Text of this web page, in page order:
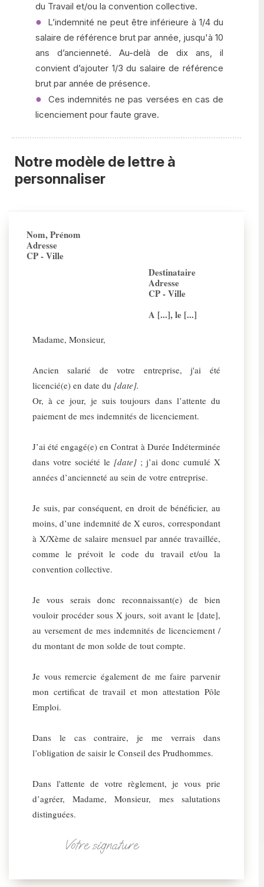
du Travail et/ou la convention collective.
L’indemnité ne peut être inférieure à 1/4 du
salaire de référence brut par année, jusqu'à 10
ans d’ancienneté. Au-delà de dix ans, il
convient d’ajouter 1/3 du salaire de référence
brut par année de présence.
Ces indemnités ne pas versées en cas de
licenciement pour faute grave.
Notre modèle de lettre à
personnaliser
Nom, Prénom
Adresse
CP - Ville
Destinataire
Adresse
CP - Ville
A [...], le [...]
Madame, Monsieur,
Ancien salarié de votre entreprise, j'ai été
licencié(e) en date du [date].
Or, à ce jour, je suis toujours dans l’attente du
paiement de mes indemnités de licenciement.
J’ai été engagé(e) en Contrat à Durée Indéterminée
dans votre société le [date]; j’ai donc cumulé X
années d’ancienneté au sein de votre entreprise.
Je suis, par conséquent, en droit de bénéficier, au
moins, d’une indemnité de X euros, correspondant
à X/Xème de salaire mensuel par année travaillée,
comme le prévoit le code du travail et/ou la
convention collective.
Je vous serais donc reconnaissant(e) de bien
vouloir procéder sous X jours, soit avant le [date],
au versement de mes indemnités de licenciement /
du montant de mon solde de tout compte.
Je vous remercie également de me faire parvenir
mon certificat de travail et mon attestation Pôle
Emploi.
Dans le cas contraire, je me verrais dans
l’obligation de saisir le Conseil des Prudhommes.
Dans l'attente de votre règlement, je vous prie
d’agréer, Madame, Monsieur, mes salutations
distinguées.
Votre signature